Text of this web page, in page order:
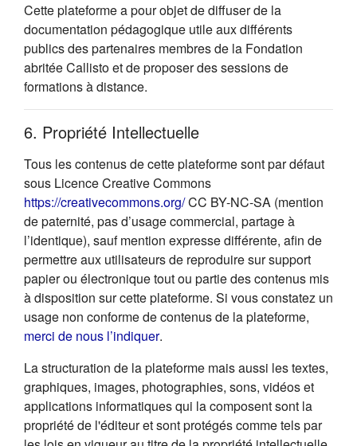
Cette plateforme a pour objet de diffuser de la
documentation pédagogique utile aux différents
publics des partenaires membres de la Fondation
abritée Callisto et de proposer des sessions de
formations à distance.
6. Propriété Intellectuelle
Tous les contenus de cette plateforme sont par défaut
sous Licence Creative Commons
https://creativecommons.org/(s'ouvre dans un nouvel
CC BY-NC-SA (mention
de paternité, pas d’usage commercial, partage à
l’identique), sauf mention expresse différente, afin de
permettre aux utilisateurs de reproduire sur support
papier ou électronique tout ou partie des contenus mis
à disposition sur cette plateforme. Si vous constatez un
usage non conforme de contenus de la plateforme,
merci de nous l’indiquer(s'ouvre dans un nouvel onglet)
.
La structuration de la plateforme mais aussi les textes,
graphiques, images, photographies, sons, vidéos et
applications informatiques qui la composent sont la
propriété de l'éditeur et sont protégés comme tels par